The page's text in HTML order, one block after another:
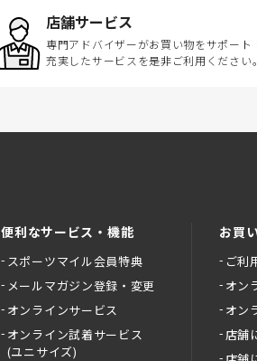
店舗サービス
専門アドバイザーがお買い物をサポート！
充実したサービスを是非ご利用ください。
便利なサービス・機能
スポーツマイル会員特典
メールマガジン登録・変更
オンラインサービス
オンライン試着サービス
(ユニサイズ)
お買
ご利
オン
オン
店舗